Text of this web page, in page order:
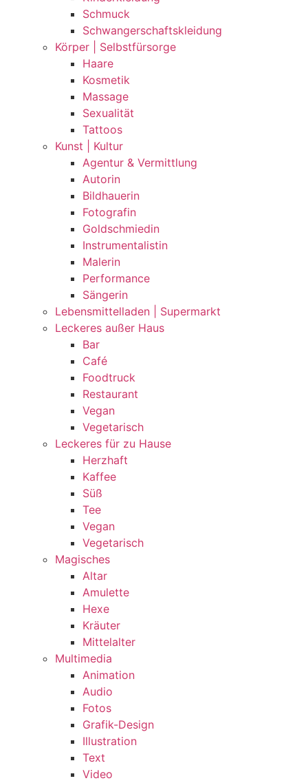
Schmuck
Schwangerschaftskleidung
Körper | Selbstfürsorge
Haare
Kosmetik
Massage
Sexualität
Tattoos
Kunst | Kultur
Agentur & Vermittlung
Autorin
Bildhauerin
Fotografin
Goldschmiedin
Instrumentalistin
Malerin
Performance
Sängerin
Lebensmittelladen | Supermarkt
Leckeres außer Haus
Bar
Café
Foodtruck
Restaurant
Vegan
Vegetarisch
Leckeres für zu Hause
Herzhaft
Kaffee
Süß
Tee
Vegan
Vegetarisch
Magisches
Altar
Amulette
Hexe
Kräuter
Mittelalter
Multimedia
Animation
Audio
Fotos
Grafik-Design
Illustration
Text
Video